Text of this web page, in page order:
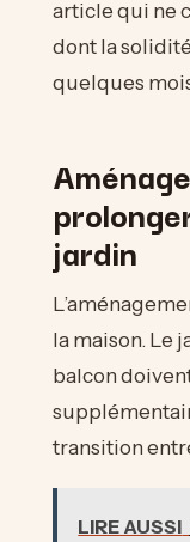
article qui ne
dont la
quelques
jardin
la maison. Le
balcon
transition
LIRE AUSSI